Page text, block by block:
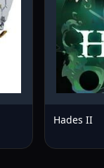
Hades II